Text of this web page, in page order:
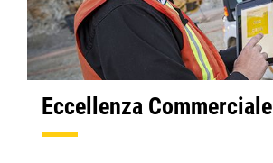
Eccellenza Commerciale